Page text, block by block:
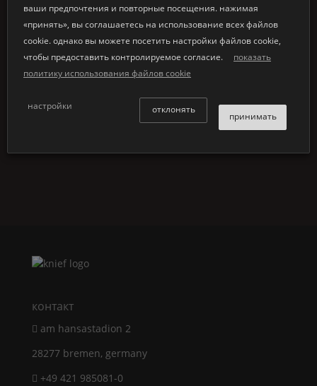
the world wide web for online access. the copyright for text,
graphics, pictures, design and sourcecode belongs toKnief &
Co. GmbHmaterials on this site may not be reproduced,
distributed, transmitted, displayed, or otherwise published
without the prior written permission of
контакт
am hansastadion 2
28277 bremen, germany
+49 421 985081-0
ваши предпочтения и повторные посещения. нажимая
«принять», вы соглашаетесь на использование всех файлов
cookie. однако вы можете посетить настройки файлов cookie,
чтобы предоставить контролируемое согласие.
показать
политику использования файлов cookie
настройки
принимать
отклонять